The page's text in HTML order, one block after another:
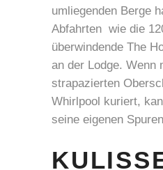
umliegenden Berge
Abfahrten  wie die
überwindende The
an der Lodge. Wenn
strapazierten
Whirlpool kuriert,
seine eigenen